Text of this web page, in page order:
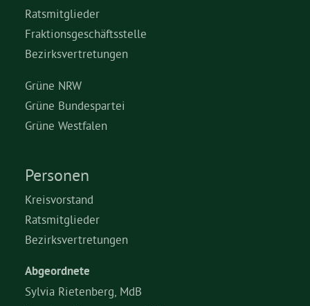
Ratsmitglieder
Fraktionsgeschäftsstelle
Bezirksvertretungen
Grüne NRW
Grüne Bundespartei
Grüne Westfalen
Personen
Kreisvorstand
Ratsmitglieder
Bezirksvertretungen
Abgeordnete
Sylvia Rietenberg, MdB